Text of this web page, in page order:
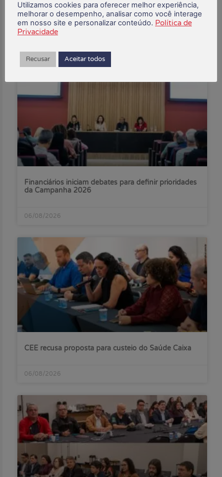
Buscar:
Posts Recentes:
Financiários iniciam debates para definir prioridades
da Campanha 2026
06/08/2026
CEE recusa proposta para custeio do Saúde Caixa
06/08/2026
Utilizamos cookies para oferecer melhor experiência,
melhorar o desempenho, analisar como você interage
em nosso site e personalizar conteúdo. Política de
Privacidade
Recusar Aceitar todos